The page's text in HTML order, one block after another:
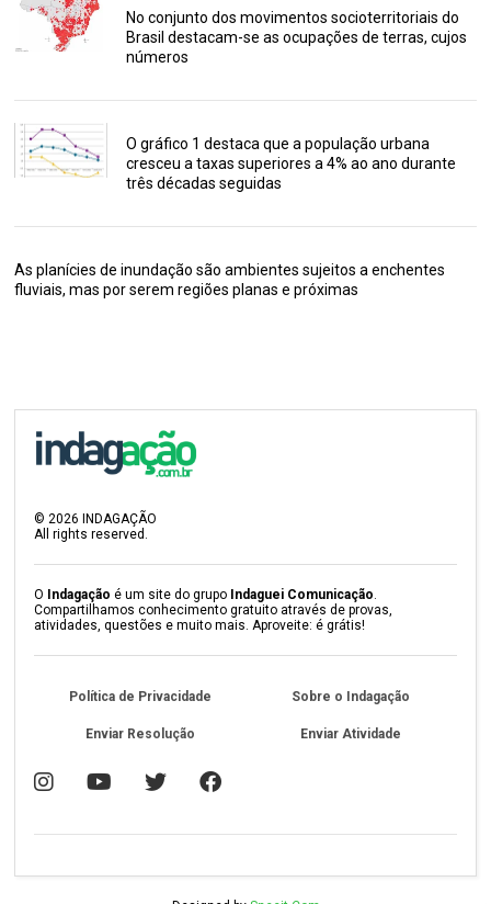
No conjunto dos movimentos socioterritoriais do
Brasil destacam-se as ocupações de terras, cujos
números
O gráfico 1 destaca que a população urbana
cresceu a taxas superiores a 4% ao ano durante
três décadas seguidas
As planícies de inundação são ambientes sujeitos a enchentes
fluviais, mas por serem regiões planas e próximas
©2026 INDAGAÇÃO
All rights reserved.
O Indagação é um site do grupo Indaguei Comunicação.
Compartilhamos conhecimento gratuito através de provas,
atividades, questões e muito mais. Aproveite: é grátis!
Política de Privacidade Sobre o Indagação
Enviar Resolução Enviar Atividade